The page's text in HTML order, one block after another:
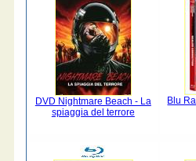
DVD Nightmare Beach - La
spiaggia del terrore
Blu